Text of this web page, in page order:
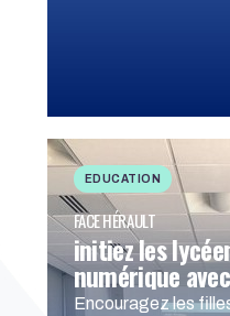
EDUCATION
FACE HÉRAULT
initiez les
numérique
Encouragez les